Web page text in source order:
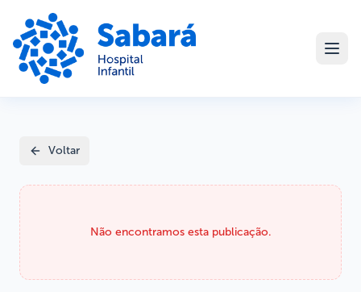
Voltar
Não encontramos esta publicação.